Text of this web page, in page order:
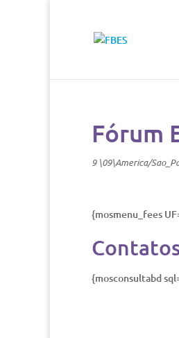
Fórum
9 \09\America/
{mosmenu_fees
{mosconsultabd